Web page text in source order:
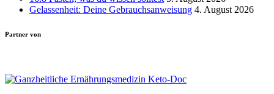
Gelassenheit: Deine Gebrauchsanweisung 4. August 2026
Partner von